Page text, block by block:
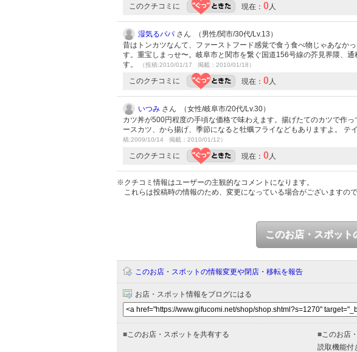
このクチコミに 現在： 0人
湿気るパパさん （男性/関市/30代/Lv.13）
昔はトンカツなんて、ファーストフード感覚で食う食べ物じゃあな
す。重宝しまっせ〜。岐阜市と関市を繋ぐ国道156号線の芥見界隈、
す。
（投稿:2010/01/17 掲載：2010/01/18）
このクチコミに 現在： 0人
いつみ さん （女性/岐阜市/20代/Lv.30）
カツ丼が500円程度の手頃な価格で味わえます。揚げたてのカツで作
ースカツ、から揚げ、季節になると牡蠣フライなどもありますよ。 テ
稿:2009/10/14 掲載：2010/01/12）
このクチコミに 現在： 0人
※クチコミ情報はユーザーの主観的なコメントになります。
これらは投稿時の情報のため、変更になっている場合がございますので
このお店・スポット
このお店・スポットの情報変更や閉店・移転を報告
お店・スポット情報をブログにはる
■このお店・スポットを共有する ■このお店
読取機能付